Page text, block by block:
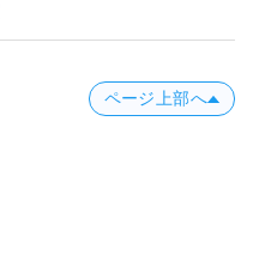
ページ上部へ